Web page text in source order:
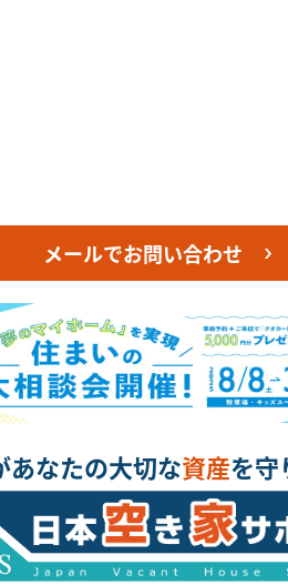
メールでお問い合わせ
あなたの大切な資産を守